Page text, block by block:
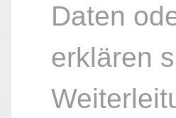
Daten
erklären